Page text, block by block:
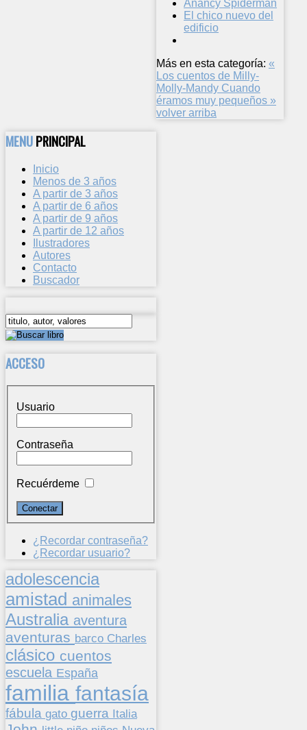
Anancy Spiderman
El chico nuevo del
edificio
Más en esta categoría: «
Los cuentos de Milly-
Molly-Mandy Cuando
éramos muy pequeños »
volver arriba
MENUPRINCIPAL
Inicio
Menos de 3 años
A partir de 3 años
A partir de 6 años
A partir de 9 años
A partir de 12 años
Ilustradores
Autores
Contacto
Buscador
ACCESO
Usuario
Contraseña
Recuérdeme
¿Recordar contraseña?
¿Recordar usuario?
adolescencia
amistad animales
Australia aventura
aventuras barco Charles
clásico cuentos
escuela España
familia fantasía
fábula gato guerra Italia